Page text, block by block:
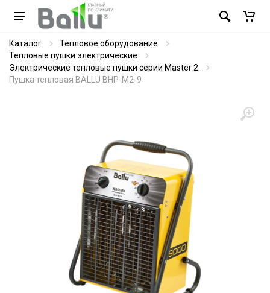
Каталог
Тепловое оборудование
Тепловые пушки электрические
Электрические тепловые пушки серии Master 2
Пушка тепловая BALLU BHP-M2-9